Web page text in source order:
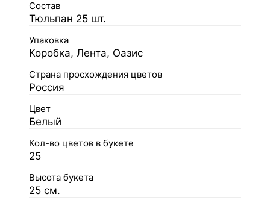
Состав
Тюльпан 25 шт.
Упаковка
Коробка, Лента, Оазис
Страна просхождения цветов
Россия
Цвет
Белый
Кол-во цветов в букете
25
Высота букета
25 см.